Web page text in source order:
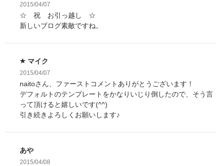
だ
い
(
新
ウ
ン
ド
ウ
で
き
ま
す
)
ン
ウ
で
開
す
ウ
で
開
す
2015/04/07
☆ 祝 お引っ越し ☆
新しいブログ素敵ですね。
マイク
2015/04/07
naitoさん、ファーストコメントありがとうございます！
デフォルトのテンプレートをかなりいじり倒したので、そう言
って頂けると嬉しいです(^^)
引き続きよろしくお願いします♪
あや
2015/04/08